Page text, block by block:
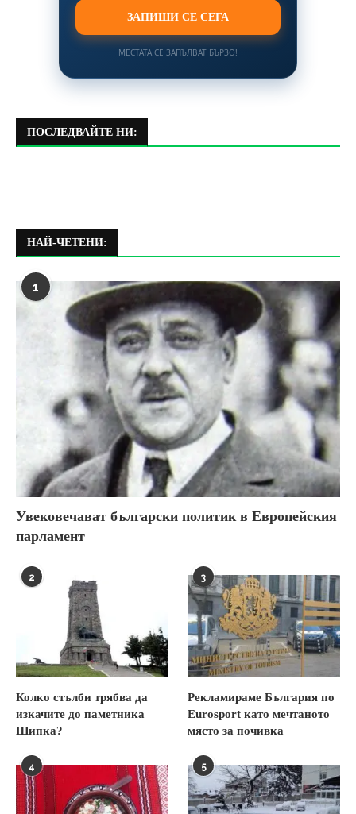
ЗАПИШИ СЕ СЕГА
МЕСТАТА СЕ ЗАПЪЛВАТ БЪРЗО!
ПОСЛЕДВАЙТЕ НИ:
НАЙ-ЧЕТЕНИ:
1
Увековечават български политик в Европейския
парламент
2
Колко стълби трябва да
изкачите до паметника
Шипка?
3
Рекламираме България по
Eurosport като мечтаното
място за почивка
4 5